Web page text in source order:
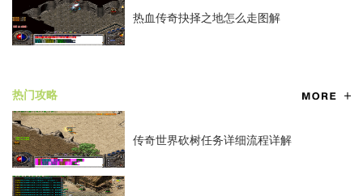
热血传奇抉择之地怎么走图解
热门攻略
传奇世界砍树任务详细流程详解